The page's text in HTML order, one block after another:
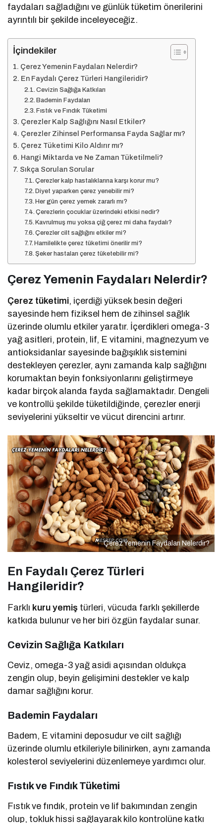
faydaları sağladığını ve günlük tüketim önerilerini
ayrıntılı bir şekilde inceleyeceğiz.
İçindekiler
Çerez Yemenin Faydaları Nelerdir?
En Faydalı Çerez Türleri Hangileridir?
Cevizin Sağlığa Katkıları
Bademin Faydaları
Fıstık ve Fındık Tüketimi
Çerezler Kalp Sağlığını Nasıl Etkiler?
Çerezler Zihinsel Performansa Fayda Sağlar mı?
Çerez Tüketimi Kilo Aldırır mı?
Hangi Miktarda ve Ne Zaman Tüketilmeli?
Sıkça Sorulan Sorular
Çerezler kalp hastalıklarına karşı korur mu?
Diyet yaparken çerez yenebilir mi?
Her gün çerez yemek zararlı mı?
Çerezlerin çocuklar üzerindeki etkisi nedir?
Kavrulmuş mu yoksa çiğ çerez mi daha faydalı?
Çerezler cilt sağlığını etkiler mi?
Hamilelikte çerez tüketimi önerilir mi?
Şeker hastaları çerez tüketebilir mi?
Çerez Yemenin Faydaları Nelerdir?
Çerez tüketimi, içerdiği yüksek besin değeri
sayesinde hem fiziksel hem de zihinsel sağlık
üzerinde olumlu etkiler yaratır. İçerdikleri omega-3
yağ asitleri, protein, lif, E vitamini, magnezyum ve
antioksidanlar sayesinde bağışıklık sistemini
destekleyen çerezler, aynı zamanda kalp sağlığını
korumaktan beyin fonksiyonlarını geliştirmeye
kadar birçok alanda fayda sağlamaktadır. Dengeli
ve kontrollü şekilde tüketildiğinde, çerezler enerji
seviyelerini yükseltir ve vücut direncini artırır.
Çerez Yemenin Faydaları Nelerdir?
En Faydalı Çerez Türleri
Hangileridir?
Farklı kuru yemiş türleri, vücuda farklı şekillerde
katkıda bulunur ve her biri özgün faydalar sunar.
Cevizin Sağlığa Katkıları
Ceviz, omega-3 yağ asidi açısından oldukça
zengin olup, beyin gelişimini destekler ve kalp
damar sağlığını korur.
Bademin Faydaları
Badem, E vitamini deposudur ve cilt sağlığı
üzerinde olumlu etkileriyle bilinirken, aynı zamanda
kolesterol seviyelerini düzenlemeye yardımcı olur.
Fıstık ve Fındık Tüketimi
Fıstık ve fındık, protein ve lif bakımından zengin
olup, tokluk hissi sağlayarak kilo kontrolüne katkı